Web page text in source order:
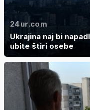
24ur.com
Ukrajina naj bi
ubite štiri osebe